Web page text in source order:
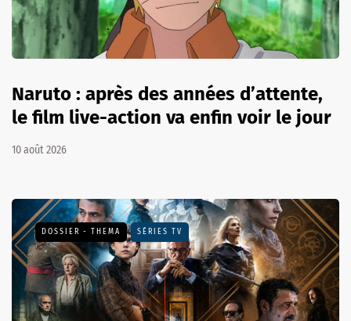
Naruto : après des années d’attente,
le film live-action va enfin voir le jour
10 août 2026
DOSSIER - THEMA SÉRIES TV